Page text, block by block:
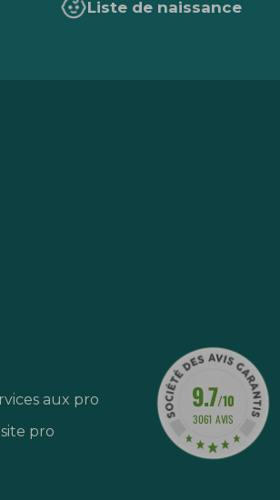
Liste de naissance
aux pro
pro
9.7/10
3061 AVIS